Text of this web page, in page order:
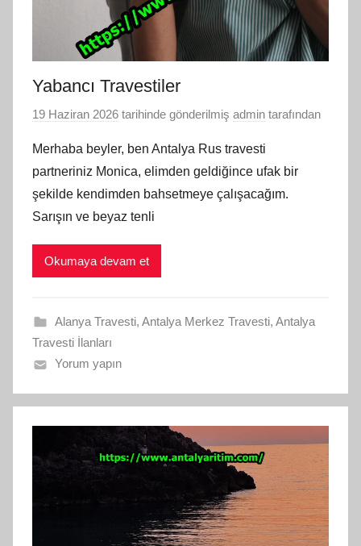
Yabancı Travestiler
19 Haziran 2026 tarihinde gönderilmiş admin tarafından
Merhaba beyler, ben Antalya Rus travesti
partneriniz Monica, elimden geldiğince ufak bir
şekilde kendimden bahsetmeye çalışacağım.
Sarışın ve beyaz tenli
Okumaya devam et
Alanya Travesti, Antalya Merkez Travesti, Antalya
Travesti İlanları
Yorum yapın